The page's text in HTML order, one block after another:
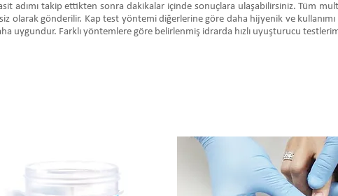
adımı takip ettikten sonra dakikalar içinde sonuçlara ulaşabilirsiniz. Tüm
olarak gönderilir. Kap test yöntemi diğerlerine göre daha hijyenik ve kullanımı
uygundur. Farklı yöntemlere göre belirlenmiş idrarda hızlı uyuşturucu